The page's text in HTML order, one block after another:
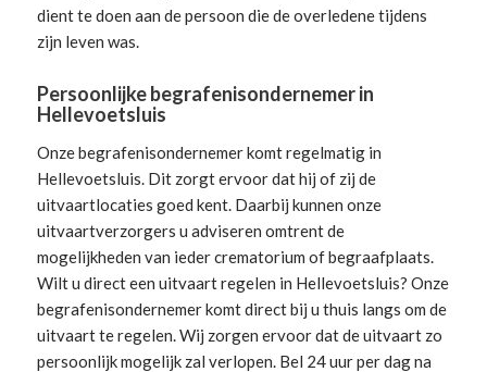
dient te doen aan de persoon die de overledene tijdens
zijn leven was.
Persoonlijke begrafenisondernemer in
Hellevoetsluis
Onze begrafenisondernemer komt regelmatig in
Hellevoetsluis. Dit zorgt ervoor dat hij of zij de
uitvaartlocaties goed kent. Daarbij kunnen onze
uitvaartverzorgers u adviseren omtrent de
mogelijkheden van ieder crematorium of begraafplaats.
Wilt u direct een uitvaart regelen in Hellevoetsluis? Onze
begrafenisondernemer komt direct bij u thuis langs om de
uitvaart te regelen. Wij zorgen ervoor dat de uitvaart zo
persoonlijk mogelijk zal verlopen. Bel 24 uur per dag na